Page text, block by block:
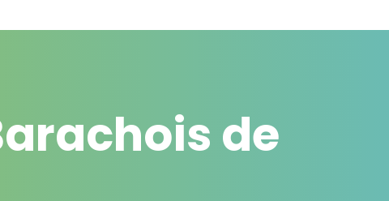
de